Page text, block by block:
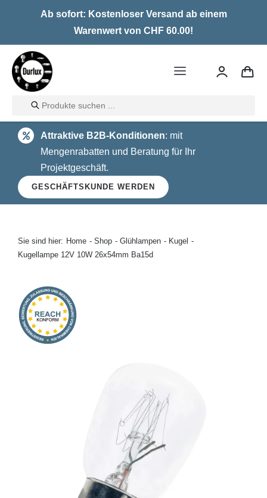
Ab sofort: Kostenloser Versand ab einem
Warenwert von CHF 60.00!
Toggle
Home
LED
Halogen
Glühlampen
Kontakt
Onlineshop
Products
search
Attraktive B2B-Konditionen: mit
Mengenrabatten und Beratung für Ihr
Projektgeschäft.
GESCHÄFTSKUNDE WERDEN
Sie sind hier: Home Shop Glühlampen
Kugel
Kugellampe 12V 10W 26x54mm Ba15d